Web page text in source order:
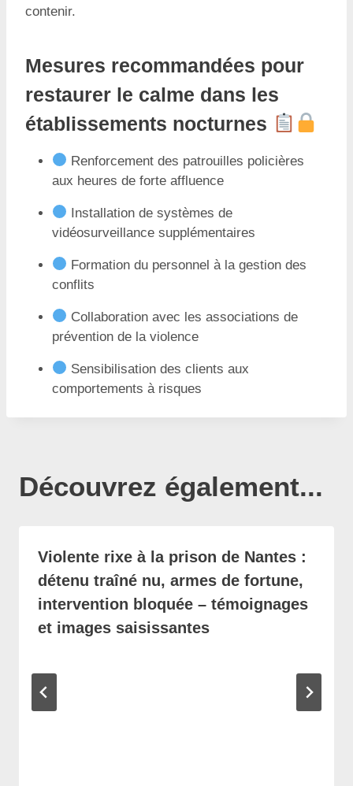
contenir.
Mesures recommandées pour
restaurer le calme dans les
établissements nocturnes
Renforcement des patrouilles policières
aux heures de forte affluence
Installation de systèmes de
vidéosurveillance supplémentaires
Formation du personnel à la gestion des
conflits
Collaboration avec les associations de
prévention de la violence
Sensibilisation des clients aux
comportements à risques
Découvrez également...
Violente rixe à la prison de Nantes :
détenu traîné nu, armes de fortune,
intervention bloquée – témoignages
et images saisissantes